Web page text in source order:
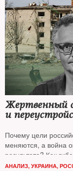
Жертвенный
и
Почему цели
меняются, а война
результата? Как
переустройства
АНАЛИЗ, УКРАИНА,